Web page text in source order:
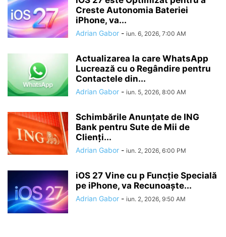
Creste Autonomia Bateriei
iPhone, va...
Adrian Gabor - iun. 6, 2026, 7:00 AM
Actualizarea la care WhatsApp
Lucrează cu o Regândire pentru
Contactele din...
Adrian Gabor - iun. 5, 2026, 8:00 AM
Schimbările Anunțate de ING
Bank pentru Sute de Mii de
Clienți...
Adrian Gabor - iun. 2, 2026, 6:00 PM
iOS 27 Vine cu p Funcție Specială
pe iPhone, va Recunoaște...
Adrian Gabor - iun. 2, 2026, 9:50 AM